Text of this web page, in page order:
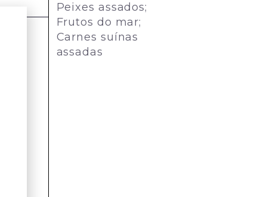
Peixes assados;
Frutos do mar;
Carnes suínas
assadas